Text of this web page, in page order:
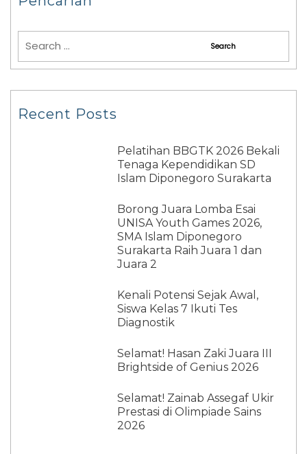
Recent Posts
Pelatihan BBGTK 2026 Bekali
Tenaga Kependidikan SD
Islam Diponegoro Surakarta
Borong Juara Lomba Esai
UNISA Youth Games 2026,
SMA Islam Diponegoro
Surakarta Raih Juara 1 dan
Juara 2
Kenali Potensi Sejak Awal,
Siswa Kelas 7 Ikuti Tes
Diagnostik
Selamat! Hasan Zaki Juara III
Brightside of Genius 2026
Selamat! Zainab Assegaf Ukir
Prestasi di Olimpiade Sains
2026